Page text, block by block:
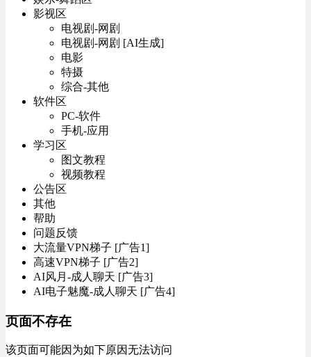
影视区
电视剧-网剧
电视剧-网剧 [AI生成]
电影
特摄
综合-其他
软件区
PC-软件
手机-应用
学习区
图文教程
视频教程
公告区
其他
帮助
问题反馈
大流量VPN梯子 [广告1]
高速VPN梯子 [广告2]
AI风月-成人聊天 [广告3]
AI电子魅魔-成人聊天 [广告4]
页面不存在
该页面可能因为如下原因无法访问